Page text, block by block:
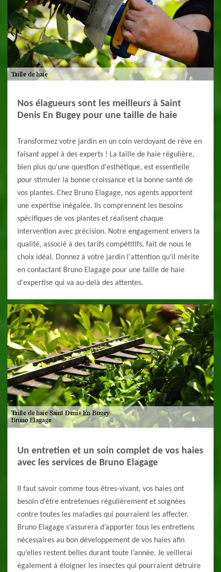
Nos élagueurs sont les meilleurs à Saint
Denis En Bugey pour une taille de haie
Transformez votre jardin en un coin verdoyant de rêve en
faisant appel à des experts ! La taille de haie régulière,
bien plus qu'une question d'esthétique, est essentielle
pour stimuler la bonne croissance et la bonne santé de
vos plantes. Chez Bruno Elagage, nos agents apportent
une expertise inégalée. Ils comprennent les besoins
spécifiques de vos plantes et réalisent chaque
intervention avec précision. Notre engagement envers la
qualité, associé à des tarifs compétitifs, fait de nous le
choix idéal. Donnez à votre jardin l'attention qu'il mérite
en contactant Bruno Elagage pour une taille de haie
d'expertise qui va au-delà des attentes.
Un entretien et un soin complet de vos haies
avec les services de Bruno Elagage
Il faut savoir comme tous êtres-vivant, vos haies ont
besoin d’être entretenues régulièrement et soignées
contre toutes les maladies qui pourraient les affecter.
Bruno Elagage s’assurera d’apporter tous les entretiens
nécessaires au bon développement de vos haies afin
qu’elles restent belles durant toute l’année. Je veillerai
également à éloigner les insectes qui pourraient détruire